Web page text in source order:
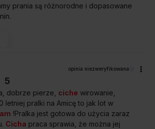
prania są różnorodne i dopasowane
opinia niezweryfikowana
5
dobrze pierze, ciche wirowanie,
letniej pralki na Amicę to jak lot w
!Pralka jest gotowa do użycia zaraz
Cicha praca sprawia, że można jej